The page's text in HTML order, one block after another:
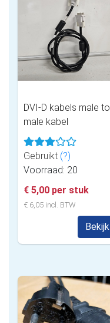
DVI-D kabels male to
male kabel
Gebruikt (?)
Voorraad: 20
€ 5,00 per stuk
€ 6,05 incl. BTW
Bekijk